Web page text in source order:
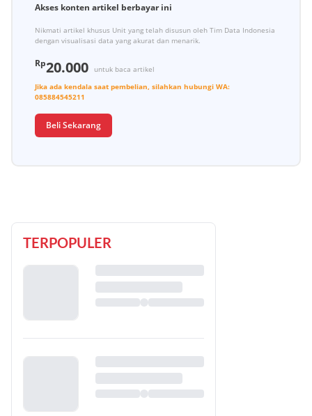
Akses konten artikel berbayar ini
Nikmati artikel khusus Unit yang telah disusun oleh Tim Data Indonesia
dengan visualisasi data yang akurat dan menarik.
Rp20.000
untuk baca artikel
Jika ada kendala saat pembelian, silahkan hubungi WA:
085884545211
Beli Sekarang
TERPOPULER